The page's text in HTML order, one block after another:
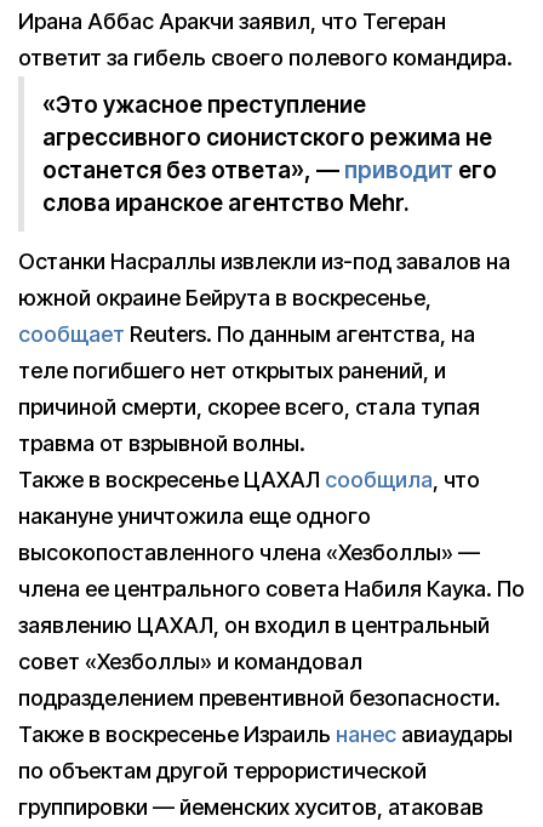
Ирана Аббас Аракчи заявил, что Тегеран
ответит за гибель своего полевого командира.
«Это ужасное преступление
агрессивного сионистского режима не
останется без ответа», — приводит его
слова иранское агентство Mehr.
Останки Насраллы извлекли из-под завалов на
южной окраине Бейрута в воскресенье,
сообщает Reuters. По данным агентства, на
теле погибшего нет открытых ранений, и
причиной смерти, скорее всего, стала тупая
травма от взрывной волны.
Также в воскресенье ЦАХАЛ сообщила, что
накануне уничтожила еще одного
высокопоставленного члена «Хезболлы» —
члена ее центрального совета Набиля Каука. По
заявлению ЦАХАЛ, он входил в центральный
совет «Хезболлы» и командовал
подразделением превентивной безопасности.
Также в воскресенье Израиль нанес авиаудары
по объектам другой террористической
группировки — йеменских хуситов, атаковав